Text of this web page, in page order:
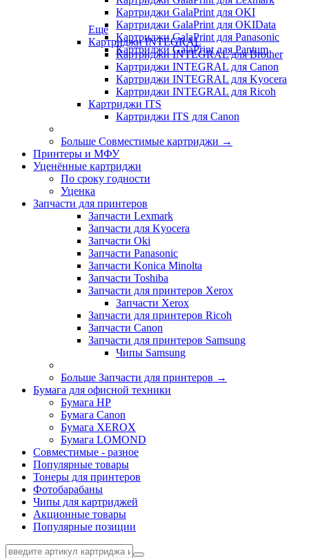
Картриджи GalaPrint для OKI
Картриджи GalaPrint для OKIData
Картриджи GalaPrint для Panasonic
Картриджи GalaPrint для Pantum
Еще
Картриджи INTEGRAL
Картриджи INTEGRAL для Brother
Картриджи INTEGRAL для Canon
Картриджи INTEGRAL для Kyocera
Картриджи INTEGRAL для Ricoh
Картриджи ITS
Картриджи ITS для Canon
Больше Совместимые картриджи →
Принтеры и МФУ
Уценённые картриджи
По сроку годности
Уценка
Запчасти для принтеров
Запчасти Lexmark
Запчасти для Kyocera
Запчасти Oki
Запчасти Panasonic
Запчасти Koniсa Minolta
Запчасти Toshiba
Запчасти для принтеров Xerox
Запчасти Xerox
Запчасти для принтеров Ricoh
Запчасти Canon
Запчасти для принтеров Samsung
Чипы Samsung
Больше Запчасти для принтеров →
Бумага для офисной техники
Бумага HP
Бумага Canon
Бумага XEROX
Бумага LOMOND
Совместимые - разное
Популярные товары
Тонеры для принтеров
Фотобарабаны
Чипы для картриджей
Акционные товары
Популярные позиции